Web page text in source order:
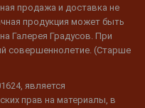
продажа и доставка не
продукция может быть
Галерея Градусов. При
совершеннолетие. (Старше
является
прав на материалы, в